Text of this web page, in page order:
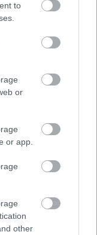
to
or
or app.
other
introducir dentro
en su
de